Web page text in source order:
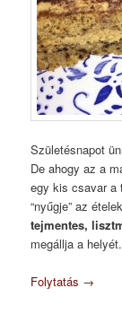
Születésnapot
De ahogy az a
egy kis csavar a
“nyűgje” az
tejmentes,
megállja a helyét.
Folytatás →